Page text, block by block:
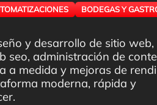
BODEGAS Y
y desarrollo de sitio web,
seo, administración de
a medida y mejoras de
moderna, rápida y